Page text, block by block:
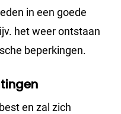
in een goede
het weer ontstaan
beperkingen.
en zal zich